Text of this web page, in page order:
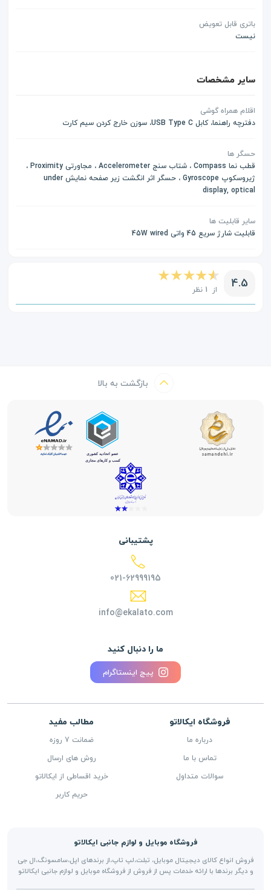
باتری قابل تعویض
نیست
سایر مشخصات
اقلام همراه گوشی
دفترچه راهنما، کابل USB Type C، سوزن خارج کردن سیم کارت
حسگر ها
قطب نما Compass ، شتاب سنج Accelerometer ، مجاورتی Proximity ،
ژیروسکوپ Gyroscope ، حسگر اثر انگشت زیر صفحه نمایش under
display, optical
سایر قابلیت ها
قابلیت شارژ سریع 45 واتی 45W wired
4.5 از 1 نظر
بازگشت به بالا
ما را دنبال کنید
پیج اینستاگرام
پشتیبانی
021-62999195
info@ekalato.com
مطالب مفید
ضمانت 7 روزه
روش های ارسال
خرید اقساطی از ایکالاتو
حریم کاربر
فروشگاه ایکالاتو
درباره ما
تماس با ما
سوالات متداول
فروشگاه موبایل و لوازم جانبی ایکالاتو
فروش انواع کالای دیجیتال موبایل، تبلت،لپ تاپ،از برندهای اپل،سامسونگ،ال جی
و دیگر برندها با ارائه خدمات پس از فروش از فروشگاه موبایل و لوازم جانبی ایکالاتو